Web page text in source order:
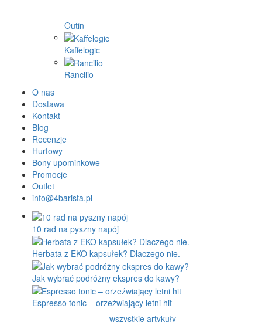
Outin
Kaffelogic
Rancilio
O nas
Dostawa
Kontakt
Blog
Recenzje
Hurtowy
Bony upominkowe
Promocje
Outlet
info@4barista.pl
10 rad na pyszny napój
Herbata z EKO kapsułek? Dlaczego nie.
Jak wybrać podróżny ekspres do kawy?
Espresso tonic – orzeźwiający letni hit
wszystkie artykuły